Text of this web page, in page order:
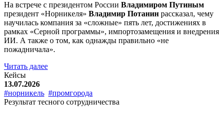
На встрече с президентом России Владимиром Путиным
президент «Норникеля» Владимир Потанин рассказал, чему
научилась компания за «сложные» пять лет, достижениях в
рамках «Серной программы», импортозамещения и внедрения
ИИ. А также о том, как однажды правильно «не
пожадничала».
Читать далее
Кейсы
13.07.2026
#норникель #промгорода
Результат тесного сотрудничества